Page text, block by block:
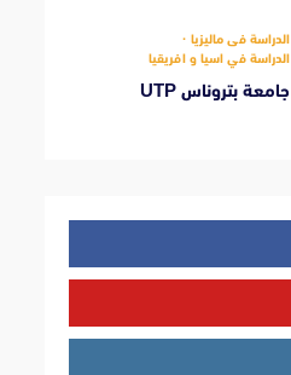
الدراسة فى ماليزيا
الدراسة في اسيا و افريقيا
جامعة بتروناس UTP